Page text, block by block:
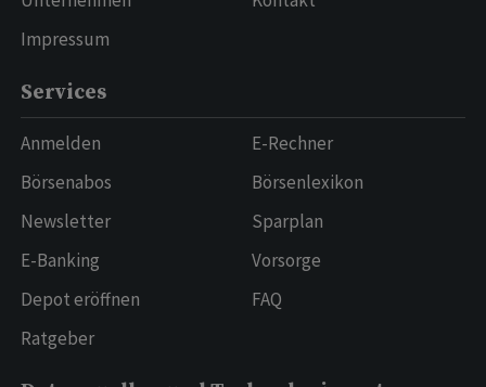
Impressum
Services
Anmelden
Börsenabos
Newsletter
E-Banking
Depot eröffnen
Ratgeber
E-Rechner
Börsenlexikon
Sparplan
Vorsorge
FAQ